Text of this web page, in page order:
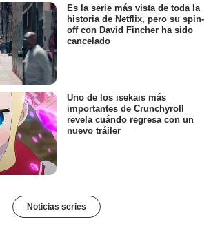
Es la serie más vista de toda la
historia de Netflix, pero su spin-
off con David Fincher ha sido
cancelado
Uno de los isekais más
importantes de Crunchyroll
revela cuándo regresa con un
nuevo tráiler
Noticias series